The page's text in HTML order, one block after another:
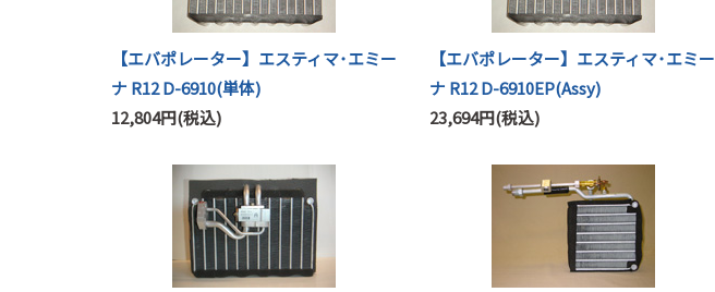
【エバポレーター】エスティマ･エミー
ナ R12 D-6910(単体)
12,804円(税込)
【エバポレーター】エスティマ･エミー
ナ R12 D-6910EP(Assy)
23,694円(税込)